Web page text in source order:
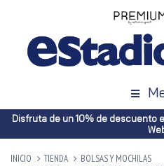
Disfruta de un 10% de descuento
INICIO TIENDA
BOLSAS Y MOCHILAS